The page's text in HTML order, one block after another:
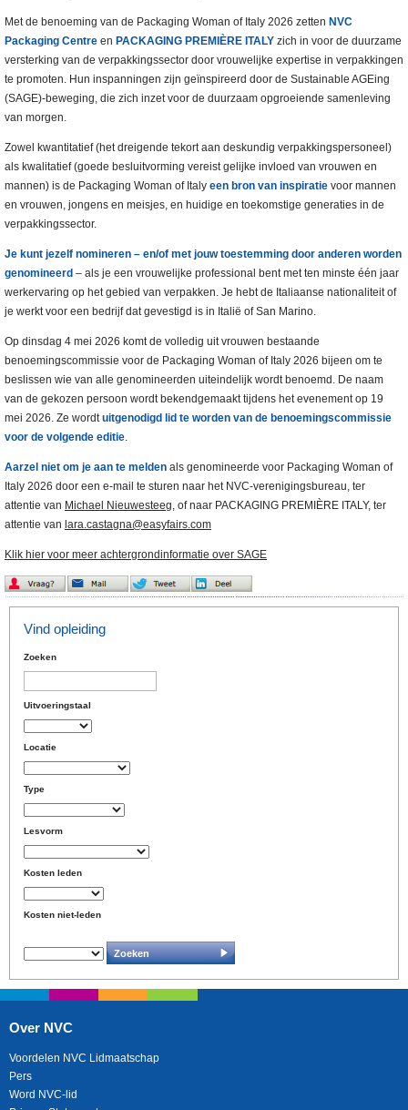
Met de benoeming van de Packaging Woman of Italy 2026 zetten NVC
Packaging Centre en PACKAGING PREMIÈRE ITALY zich in voor de duurzame
versterking van de verpakkingssector door vrouwelijke expertise in verpakkingen
te promoten. Hun inspanningen zijn geïnspireerd door de Sustainable AGEing
(SAGE)-beweging, die zich inzet voor de duurzaam opgroeiende samenleving
van morgen.
Zowel kwantitatief (het dreigende tekort aan deskundig verpakkingspersoneel)
als kwalitatief (goede besluitvorming vereist gelijke invloed van vrouwen en
mannen) is de Packaging Woman of Italy een bron van inspiratie voor mannen
en vrouwen, jongens en meisjes, en huidige en toekomstige generaties in de
verpakkingssector.
Je kunt jezelf nomineren – en/of met jouw toestemming door anderen worden
genomineerd – als je een vrouwelijke professional bent met ten minste één jaar
werkervaring op het gebied van verpakken. Je hebt de Italiaanse nationaliteit of
je werkt voor een bedrijf dat gevestigd is in Italië of San Marino.
Op dinsdag 4 mei 2026 komt de volledig uit vrouwen bestaande
benoemingscommissie voor de Packaging Woman of Italy 2026 bijeen om te
beslissen wie van alle genomineerden uiteindelijk wordt benoemd. De naam
van de gekozen persoon wordt bekendgemaakt tijdens het evenement op 19
mei 2026. Ze wordtuitgenodigd lid te worden van de benoemingscommissie
voor de volgende editie.
Aarzel niet om je aan te melden als genomineerde voor Packaging Woman of
Italy 2026 door een e-mail te sturen naar het NVC-verenigingsbureau, ter
attentie van Michael Nieuwesteeg, of naar PACKAGING PREMIÈRE ITALY, ter
attentie van lara.castagna@easyfairs.com
Klik hier voor meer achtergrondinformatie over SAGE
Vind opleiding
Zoeken
Uitvoeringstaal
Locatie
Type
Lesvorm
Kosten leden
Kosten niet-leden
Over NVC
Voordelen NVC Lidmaatschap
Pers
Word NVC-lid